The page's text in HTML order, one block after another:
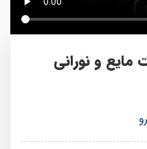
مایع و نورانی